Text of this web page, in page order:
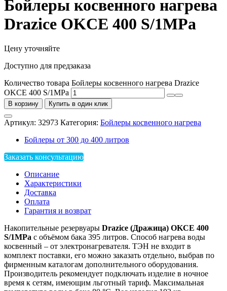
Бойлеры косвенного нагрева
Drazice OKCE 400 S/1MPa
Цену уточняйте
Доступно для предзаказа
Количество товара Бойлеры косвенного нагрева Drazice
OKCE 400 S/1MPa
В корзину Купить в один клик
Артикул: 32973 Категория: Бойлеры косвенного нагрева
Бойлеры от 300 до 400 литров
Заказать консультацию
Описание
Характеристики
Доставка
Оплата
Гарантия и возврат
Накопительные резервуары Drazice (Дражица) OKCE 400
S/1MPa с объёмом бака 395 литров. Способ нагрева воды
косвенный – от электронагревателя. ТЭН не входит в
комплект поставки, его можно заказать отдельно, выбрав по
фирменным каталогам дополнительного оборудования.
Производитель рекомендует подключать изделие в ночное
время к сетям, имеющим льготный тариф. Максимальная